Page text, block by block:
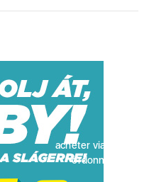
acheter viagra sans
ordonnance